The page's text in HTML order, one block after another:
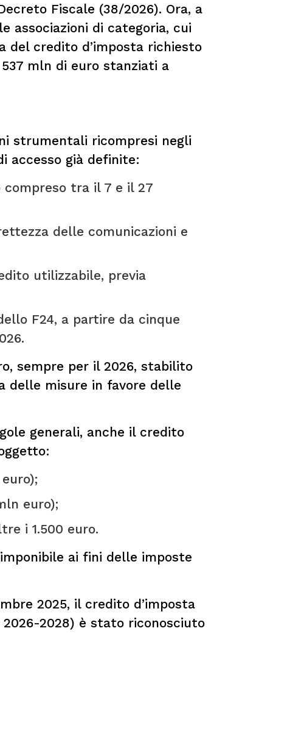
Fiscale (38/2026). Ora, a
associazioni di categoria, cui
del credito d’imposta richiesto
mln di euro stanziati a
strumentali ricompresi negli
accesso già definite:
compreso tra il 7 e il 27
delle comunicazioni e
utilizzabile, previa
F24, a partire da cinque
sempre per il 2026, stabilito
delle misure in favore delle
generali, anche il credito
euro);
i 1.500 euro.
ai fini delle imposte
2025, il credito d’imposta
2028) è stato riconosciuto